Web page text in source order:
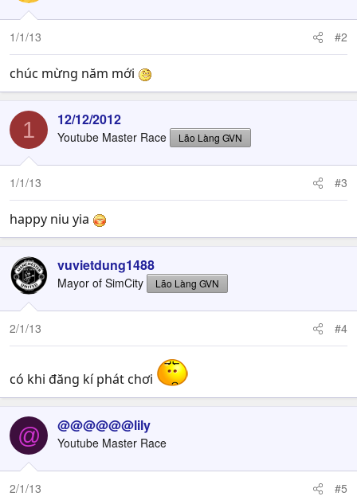
1/1/13 #2
chúc mừng năm mới
1 12/12/2012
Youtube Master Race Lão Làng GVN
1/1/13 #3
happy niu yia
vuvietdung1488
Mayor of SimCity Lão Làng GVN
2/1/13 #4
có khi đăng kí phát chơi
@ @@@@@@lily
Youtube Master Race
2/1/13 #5